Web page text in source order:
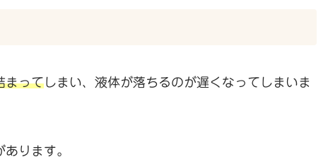
まってしまい、液体が落ちるのが遅くなってしまいま
ります。